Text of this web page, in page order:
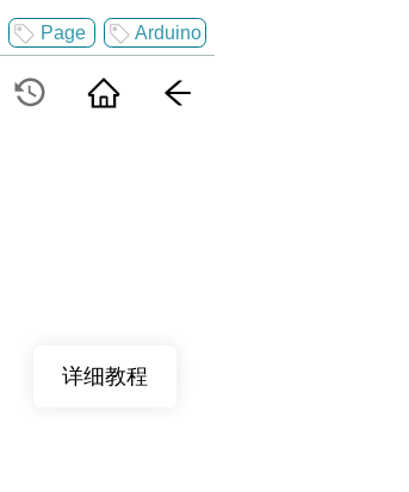
Page Arduino
详细教程